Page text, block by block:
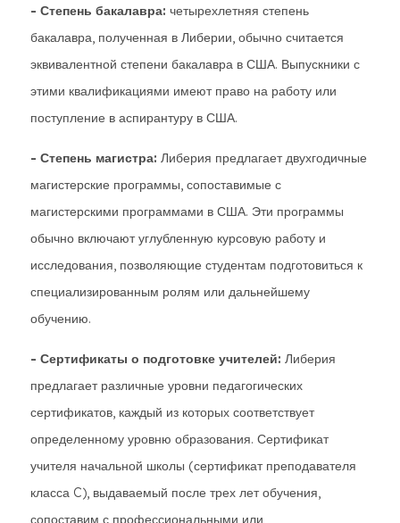
- Степень бакалавра: четырехлетняя степень
бакалавра, полученная в Либерии, обычно считается
эквивалентной степени бакалавра в США. Выпускники с
этими квалификациями имеют право на работу или
поступление в аспирантуру в США.
- Степень магистра: Либерия предлагает двухгодичные
магистерские программы, сопоставимые с
магистерскими программами в США. Эти программы
обычно включают углубленную курсовую работу и
исследования, позволяющие студентам подготовиться к
специализированным ролям или дальнейшему
обучению.
- Сертификаты о подготовке учителей: Либерия
предлагает различные уровни педагогических
сертификатов, каждый из которых соответствует
определенному уровню образования. Сертификат
учителя начальной школы (сертификат преподавателя
класса C), выдаваемый после трех лет обучения,
сопоставим с профессиональными или